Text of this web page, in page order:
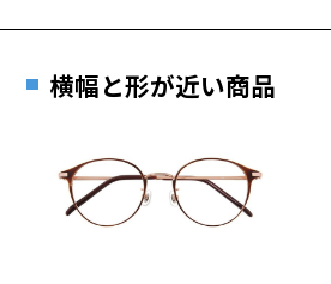
横幅と形が近い商品